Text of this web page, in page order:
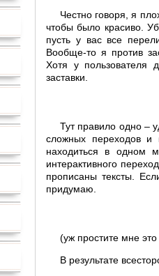
Честно говоря, я
чтобы было красиво.
пусть у вас все
Вообще-то я против
Хотя у пользователя
заставки.
Тут правило одно –
сложных переходов
находиться в одном
интерактивного
прописаны тексты.
придумаю.
(уж простите мне это
В результате